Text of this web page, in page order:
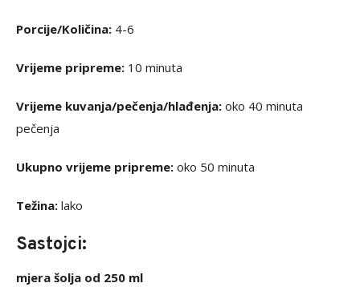
Porcije/Količina: 4-6
Vrijeme pripreme: 10 minuta
Vrijeme kuvanja/pečenja/hlađenja: oko 40 minuta
pečenja
Ukupno vrijeme pripreme: oko 50 minuta
Težina: lako
Sastojci:
mjera šolja od 250 ml